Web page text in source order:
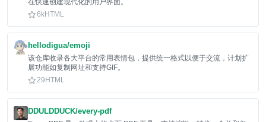
在快速创建现代化的用户界面。
6kHTML
hellodigua/emoji
该仓库收录各大平台的常用表情包，提供统一格式以便于交流，计划扩
展功能如复制网址和支持GIF。
29 HTML
DDULDDUCK/every-pdf